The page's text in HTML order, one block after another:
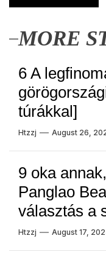
MORE
6 A
túrákkal]
Htzzj August 26,
9 oka
Panglao
választás a
Htzzj August 17,